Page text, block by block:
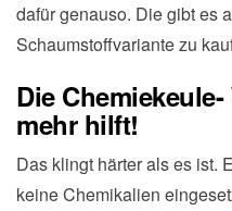
dafür genauso. Die gibt es
Schaumstoffvariante zu
Die
mehr hilft!
Das klingt härter als es ist.
keine Chemikalien